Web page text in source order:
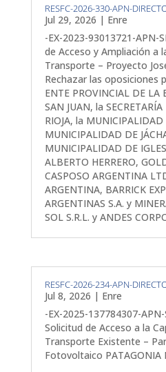
RESFC-2026-330-APN-
Jul 29, 2026 | Enre
-EX-2023-93013721-APN-
de Acceso y Ampliación a
Transporte – Proyecto
Rechazar las oposiciones
ENTE PROVINCIAL DE LA
SAN JUAN, la
RIOJA, la
MUNICIPALIDAD DE
MUNICIPALIDAD DE
ALBERTO HERRERO,
CASPOSO ARGENTINA
ARGENTINA, BARRICK
ARGENTINAS S.A. y
SOL S.R.L. y ANDES
RESFC-2026-234-APN-
Jul 8, 2026 | Enre
-EX-2025-137784307-
Solicitud de Acceso a la
Transporte Existente –
Fotovoltaico PATAGONIA